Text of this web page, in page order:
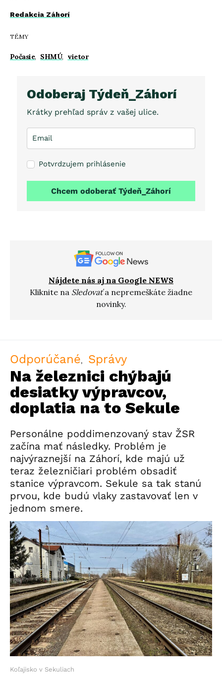
Redakcia Záhorí
TÉMY
Počasie, SHMÚ, vietor
Odoberaj Týdeň_Záhorí
Krátky prehľad správ z vašej ulice.
Potvrdzujem prihlásenie
Chcem odoberať Týdeň_Záhorí
Nájdete nás aj na Google NEWS
Kliknite na Sledovaťa nepremeškáte žiadne
novinky.
Odporúčané Správy
Na železnici chýbajú
desiatky výpravcov,
doplatia na to Sekule
Personálne poddimenzovaný stav ŽSR
začína mať následky. Problém je
najvýraznejší na Záhorí, kde majú už
teraz železničiari problém obsadiť
stanice výpravcom. Sekule sa tak stanú
prvou, kde budú vlaky zastavovať len v
jednom smere.
Koľajisko v Sekuliach